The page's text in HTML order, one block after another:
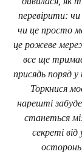
перевірити:
чи це просто
це рожеве
все ще
присядь поряд
Торкнися
нарешті
станеться
секреті